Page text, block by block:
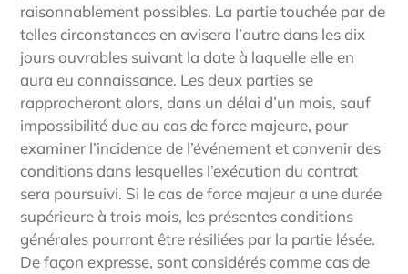
raisonnablement possibles. La partie touchée par de
telles circonstances en avisera l’autre dans les dix
jours ouvrables suivant la date à laquelle elle en
aura eu connaissance. Les deux parties se
rapprocheront alors, dans un délai d’un mois, sauf
impossibilité due au cas de force majeure, pour
examiner l’incidence de l’événement et convenir des
conditions dans lesquelles l’exécution du contrat
sera poursuivi. Si le cas de force majeur a une durée
supérieure à trois mois, les présentes conditions
générales pourront être résiliées par la partie lésée.
De façon expresse, sont considérés comme cas de